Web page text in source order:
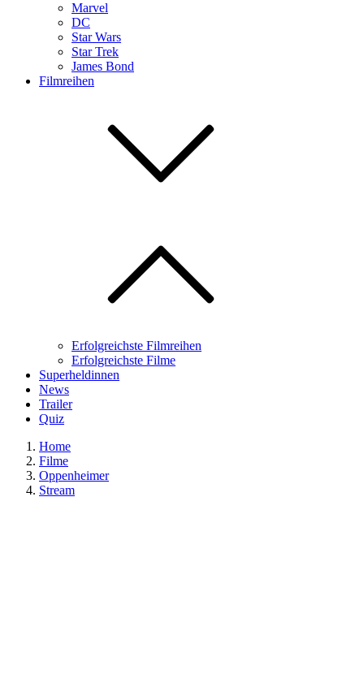
Marvel
DC
Star Wars
Star Trek
James Bond
Filmreihen
Erfolgreichste Filmreihen
Erfolgreichste Filme
Superheldinnen
News
Trailer
Quiz
Home
Filme
Oppenheimer
Stream